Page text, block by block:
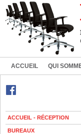
ACCUEIL QUI
ACCUEIL - RÉCEPTION
BUREAUX